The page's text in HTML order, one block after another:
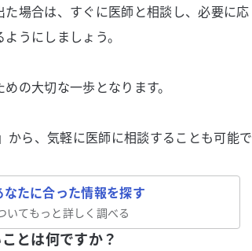
場合は、すぐに医師と相談し、必要に応
うにしましょう。
の大切な一歩となります。
」から、気軽に医師に相談することも可能で
たに合った情報を探す
いてもっと詳しく調べる
とは何ですか？